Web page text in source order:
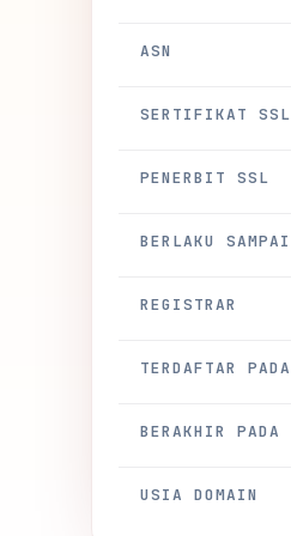
ASN
SERTIFIKAT SSL
PENERBIT SSL
BERLAKU SAMPAI
REGISTRAR
TERDAFTAR PADA
BERAKHIR PADA
USIA DOMAIN